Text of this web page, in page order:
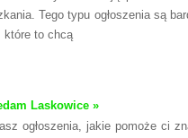
Tego typu ogłoszenia są
które to chcą
Laskowice »
ogłoszenia, jakie pomoże ci